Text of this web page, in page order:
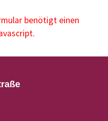
benötigt einen